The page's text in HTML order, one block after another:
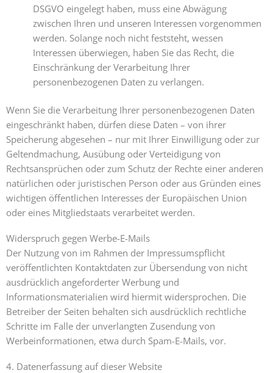
DSGVO eingelegt haben, muss eine Abwägung
zwischen Ihren und unseren Interessen vorgenommen
werden. Solange noch nicht feststeht, wessen
Interessen überwiegen, haben Sie das Recht, die
Einschränkung der Verarbeitung Ihrer
personenbezogenen Daten zu verlangen.
Wenn Sie die Verarbeitung Ihrer personenbezogenen Daten
eingeschränkt haben, dürfen diese Daten – von ihrer
Speicherung abgesehen – nur mit Ihrer Einwilligung oder zur
Geltendmachung, Ausübung oder Verteidigung von
Rechtsansprüchen oder zum Schutz der Rechte einer anderen
natürlichen oder juristischen Person oder aus Gründen eines
wichtigen öffentlichen Interesses der Europäischen Union
oder eines Mitgliedstaats verarbeitet werden.
Widerspruch gegen Werbe-E-Mails
Der Nutzung von im Rahmen der Impressumspflicht
veröffentlichten Kontaktdaten zur Übersendung von nicht
ausdrücklich angeforderter Werbung und
Informationsmaterialien wird hiermit widersprochen. Die
Betreiber der Seiten behalten sich ausdrücklich rechtliche
Schritte im Falle der unverlangten Zusendung von
Werbeinformationen, etwa durch Spam-E-Mails, vor.
4. Datenerfassung auf dieser Website